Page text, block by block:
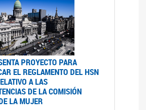
PROYECTO PARA
EL REGLAMENTO DEL HSN
A LAS
DE LA COMISIÓN
LA MUJER